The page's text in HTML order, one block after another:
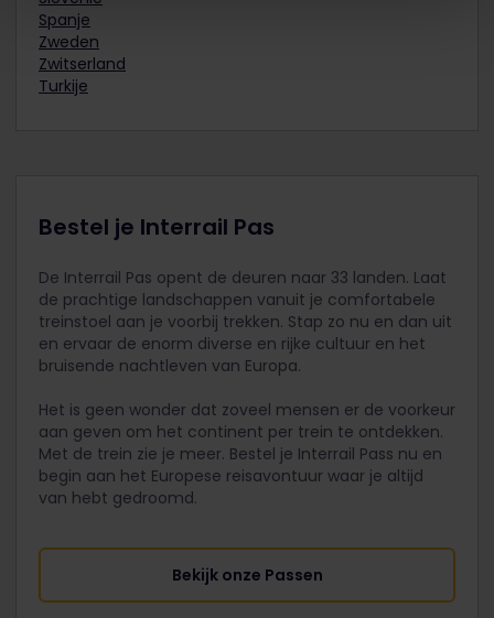
Spanje
Zweden
Zwitserland
Turkije
Bestel je Interrail Pas
De Interrail Pas opent de deuren naar 33 landen. Laat
de prachtige landschappen vanuit je comfortabele
treinstoel aan je voorbij trekken. Stap zo nu en dan uit
en ervaar de enorm diverse en rijke cultuur en het
bruisende nachtleven van Europa.
Het is geen wonder dat zoveel mensen er de voorkeur
aan geven om het continent per trein te ontdekken.
Met de trein zie je meer. Bestel je Interrail Pass nu en
begin aan het Europese reisavontuur waar je altijd
van hebt gedroomd.
Bekijk onze Passen